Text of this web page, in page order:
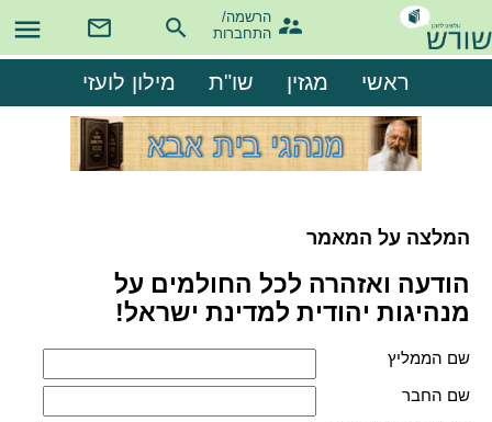

הרשמה/
התחברות
ראשי מגזין שו"ת מילון לועזי
המלצה על המאמר
הודעה ואזהרה לכל החולמים על
מנהיגות יהודית למדינת ישראל!
שם הממליץ
שם החבר